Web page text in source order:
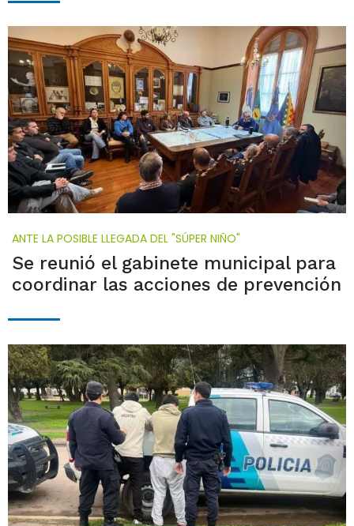
ANTE LA POSIBLE LLEGADA DEL "SÚPER NIÑO"
Se reunió el gabinete municipal para
coordinar las acciones de prevención